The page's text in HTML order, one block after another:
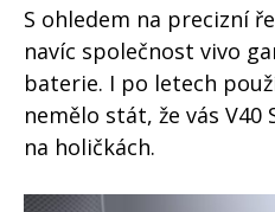
S ohledem na precizní
navíc společnost vivo
baterie. I po letech
nemělo stát, že vás V40
na holičkách.